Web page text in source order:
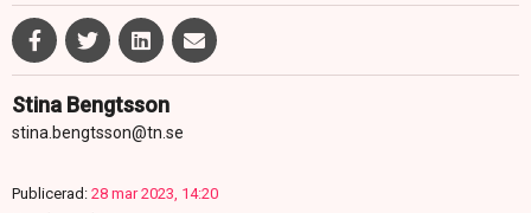
Stina Bengtsson
stina.bengtsson@tn.se
Publicerad: 28 mar 2023, 14:20